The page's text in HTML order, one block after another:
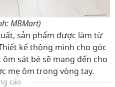
MBMart)
sản phẩm được làm từ
kế thông minh cho góc
sát bé sẽ mang đến cho
mẹ ôm trong vòng tay.
cáo